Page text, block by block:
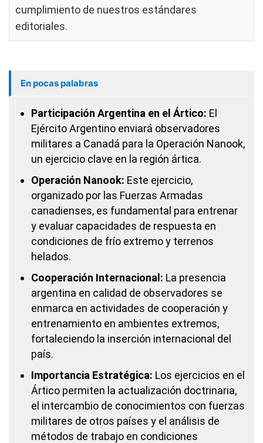
cumplimiento de nuestros estándares
editoriales.
En pocas palabras
Participación Argentina en el Ártico: El
Ejército Argentino enviará observadores
militares a Canadá para la Operación Nanook,
un ejercicio clave en la región ártica.
Operación Nanook: Este ejercicio,
organizado por las Fuerzas Armadas
canadienses, es fundamental para entrenar
y evaluar capacidades de respuesta en
condiciones de frío extremo y terrenos
helados.
Cooperación Internacional: La presencia
argentina en calidad de observadores se
enmarca en actividades de cooperación y
entrenamiento en ambientes extremos,
fortaleciendo la inserción internacional del
país.
Importancia Estratégica: Los ejercicios en el
Ártico permiten la actualización doctrinaria,
el intercambio de conocimientos con fuerzas
militares de otros países y el análisis de
métodos de trabajo en condiciones